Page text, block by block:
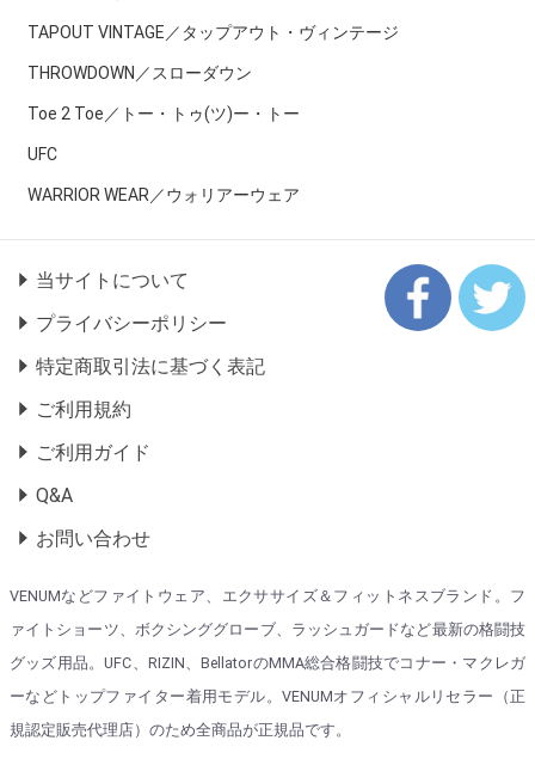
TAPOUT VINTAGE／タップアウト・ヴィンテージ
THROWDOWN／スローダウン
Toe 2 Toe／トー・トゥ(ツ)ー・トー
UFC
WARRIOR WEAR／ウォリアーウェア
当サイトについて
プライバシーポリシー
特定商取引法に基づく表記
ご利用規約
ご利用ガイド
Q&A
お問い合わせ
VENUMなどファイトウェア、エクササイズ＆フィットネスブランド。フ
ァイトショーツ、ボクシンググローブ、ラッシュガードなど最新の格闘技
グッズ用品。UFC、RIZIN、BellatorのMMA総合格闘技でコナー・マクレガ
ーなどトップファイター着用モデル。VENUMオフィシャルリセラー（正
規認定販売代理店）のため全商品が正規品です。